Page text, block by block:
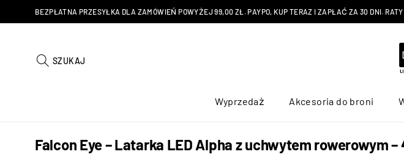
BEZPŁATNA PRZESYŁKA DLA ZAMÓWIEŃ POWYŻEJ 99,00 ZŁ. PAYPO, KUP TERAZ I ZAPŁAĆ ZA 30 DNI.
SZUKAJ
Wyprzedaż Akcesoria do broni
Falcon Eye – Latarka LED Alpha z uchwytem rowerowym –